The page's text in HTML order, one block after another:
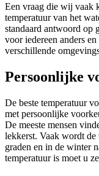
Een vraag die wij vaak
temperatuur van het
standaard antwoord op
voor iedereen anders
verschillende
Persoonlijke
De beste temperatuur
met persoonlijke
De meeste mensen
lekkerst. Vaak wordt de
graden en in de winter
temperatuur is moet u